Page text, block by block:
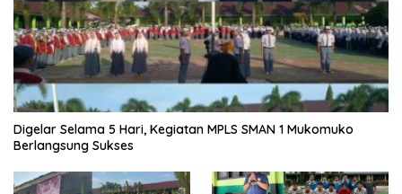
Digelar Selama 5 Hari, Kegiatan MPLS SMAN 1 Mukomuko
Berlangsung Sukses